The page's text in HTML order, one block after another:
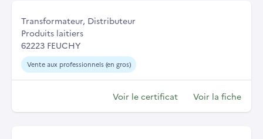
Transformateur, Distributeur
Produits laitiers
62223 FEUCHY
Vente aux professionnels (en gros)
Voir le certificat Voir la fiche